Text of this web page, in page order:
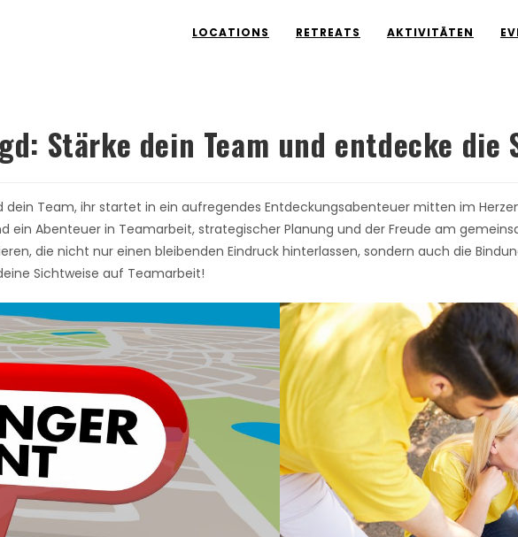
LOCATIONS RETREATS AKTIVITÄTEN
Stärke dein Team und entdecke die
dein Team, ihr startet in ein aufregendes Entdeckungsabenteuer mitten im
ein Abenteuer in Teamarbeit, strategischer Planung und der Freude am
die nicht nur einen bleibenden Eindruck hinterlassen, sondern auch die
Sichtweise auf Teamarbeit!